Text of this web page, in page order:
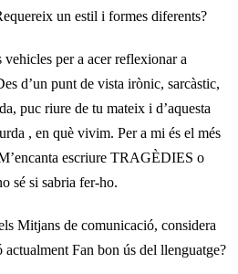
un estil i formes diferents?
per a acer reflexionar a
d’un punt de vista irònic, sarcàstic,
puc riure de tu mateix i d’aquesta
, en què vivim. Per a mi és el més
escriure TRAGÈDIES o
sé si sabria fer-ho.
Mitjans de comunicació, considera
Fan bon ús del llenguatge?